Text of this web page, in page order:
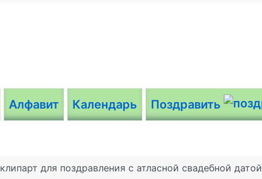
Алфавит Календарь Поздравить
клипарт для поздравления с атласной свадебной датой